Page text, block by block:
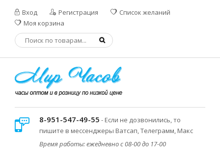
Вход Регистрация
Список желаний
Моя корзина
8-951-547-49-55 - Если не дозвонились, то
пишите в мессенджеры Ватсап, Телеграмм, Макс
Время работы: ежедневно с 08-00 до 17-00